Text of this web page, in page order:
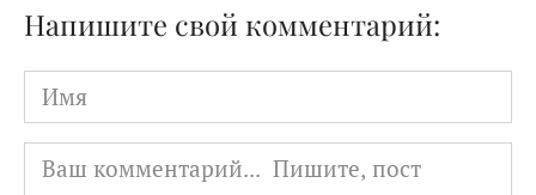
Напишите свой комментарий:
Имя